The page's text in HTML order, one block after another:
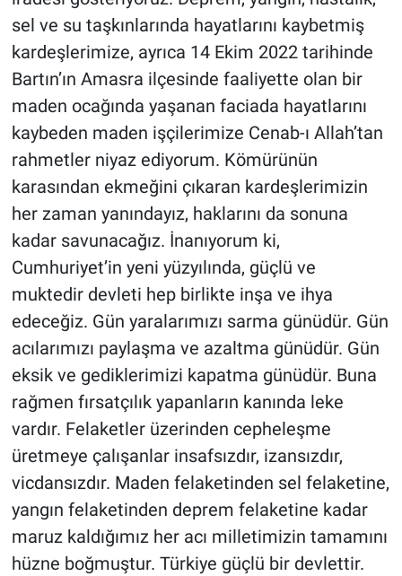
sel ve su taşkınlarında hayatlarını kaybetmiş
kardeşlerimize, ayrıca 14 Ekim 2022 tarihinde
Bartın’ın Amasra ilçesinde faaliyette olan bir
maden ocağında yaşanan faciada hayatlarını
kaybeden maden işçilerimize Cenab-ı Allah’tan
rahmetler niyaz ediyorum. Kömürünün
karasından ekmeğini çıkaran kardeşlerimizin
her zaman yanındayız, haklarını da sonuna
kadar savunacağız. İnanıyorum ki,
Cumhuriyet’in yeni yüzyılında, güçlü ve
muktedir devleti hep birlikte inşa ve ihya
edeceğiz. Gün yaralarımızı sarma günüdür. Gün
acılarımızı paylaşma ve azaltma günüdür. Gün
eksik ve gediklerimizi kapatma günüdür. Buna
rağmen fırsatçılık yapanların kanında leke
vardır. Felaketler üzerinden cepheleşme
üretmeye çalışanlar insafsızdır, izansızdır,
vicdansızdır. Maden felaketinden sel felaketine,
yangın felaketinden deprem felaketine kadar
maruz kaldığımız her acı milletimizin tamamını
hüzne boğmuştur. Türkiye güçlü bir devlettir.